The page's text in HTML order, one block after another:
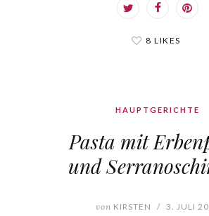
8 LIKES
HAUPTGERICHTE
Pasta mit
und
von KIRSTEN / 3. JULI